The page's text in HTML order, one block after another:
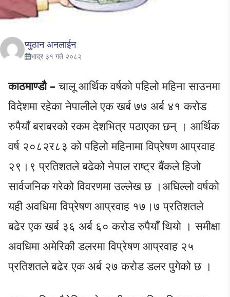
प्युठान अनलाईन
भाद्र ३१ गते २०८२
काठमाण्डौ –चालू आर्थिक वर्षको पहिलो महिना साउनमा
विदेशमा रहेका नेपालीले एक खर्ब ७७ अर्ब ४१ करोड
रुपैयाँ बराबरको रकम देशभित्र पठाएका छन् । आर्थिक
वर्ष २०८२र८३ को पहिलो महिनामा विप्रेषण आप्रवाह
२९।९ प्रतिशतले बढेको नेपाल राष्ट्र बैंकले हिजो
सार्वजनिक गरेको विवरणमा उल्लेख छ ।अघिल्लो वर्षको
यही अवधिमा विप्रेषण आप्रवाह १७।७ प्रतिशतले
बढेर एक खर्ब ३६ अर्ब ६० करोड रुपैयाँ थियो । समीक्षा
अवधिमा अमेरिकी डलरमा विप्रेषण आप्रवाह २५
प्रतिशतले बढेर एक अर्ब २७ करोड डलर पुगेको छ ।